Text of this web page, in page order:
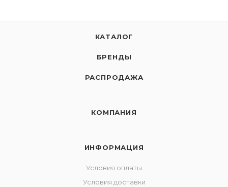
КАТАЛОГ
БРЕНДЫ
РАСПРОДАЖА
КОМПАНИЯ
ИНФОРМАЦИЯ
Условия оплаты
Условия доставки